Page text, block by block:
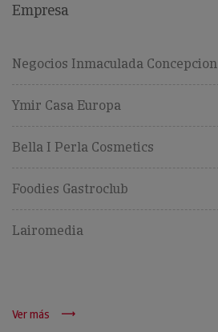
Empresa
Negocios Inmaculada Concepcion
Ymir Casa Europa
Bella I Perla Cosmetics
Foodies Gastroclub
Lairomedia
Ver más